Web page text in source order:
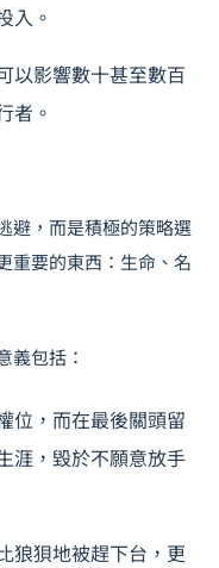
入。
以影響數十甚至數百
者。
避，而是積極的策略選
重要的東西：生命、名
義包括：
位，而在最後關頭留
涯，毀於不願意放手
狼狽地被趕下台，更